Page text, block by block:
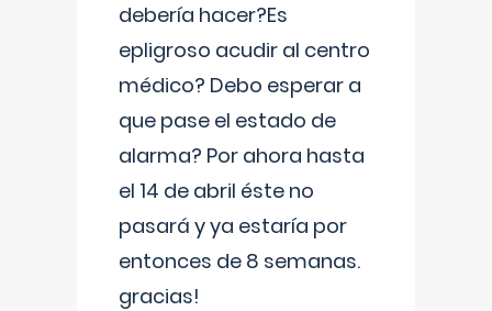
debería hacer?Es
epligroso acudir al centro
médico? Debo esperar a
que pase el estado de
alarma? Por ahora hasta
el 14 de abril éste no
pasará y ya estaría por
entonces de 8 semanas.
gracias!